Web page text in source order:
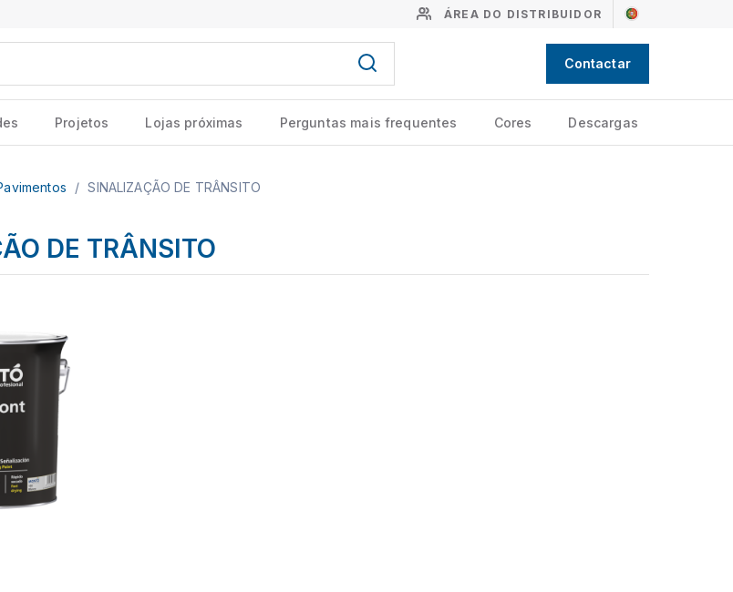
ÁREA DO DISTRIBUIDOR
Contactar
Projetos Lojas próximas Perguntas mais frequentes Cores Descargas
/ SINALIZAÇÃO DE TRÂNSITO
DE TRÂNSITO